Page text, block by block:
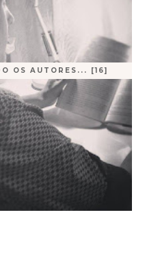
OS AUTORES... [16]